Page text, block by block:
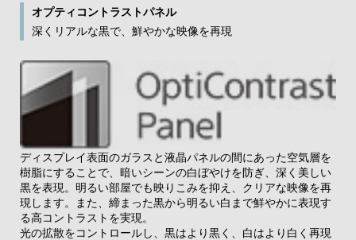
オプティコントラストパネル
深くリアルな黒で、鮮やかな映像を再現
ディスプレイ表面のガラスと液晶パネルの間にあった空気層を
樹脂にすることで、暗いシーンの白ぼやけを防ぎ、深く美しい
黒を表現。明るい部屋でも映りこみを抑え、クリアな映像を再
現します。また、締まった黒から明るい白まで鮮やかに表現す
る高コントラストを実現。
光の拡散をコントロールし、黒はより黒く、白はより白く再現